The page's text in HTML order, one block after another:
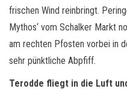
frischen Wind reinbringt.
Mythos‘ vom Schalker Markt
am rechten Pfosten vorbei in
sehr pünktliche Abpfiff.
Terodde fliegt in die Luft